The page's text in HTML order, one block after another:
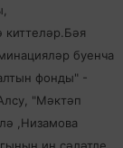
киттеләр.Бәя
буенча
фонды" -
"Мәктәп
,Низамова